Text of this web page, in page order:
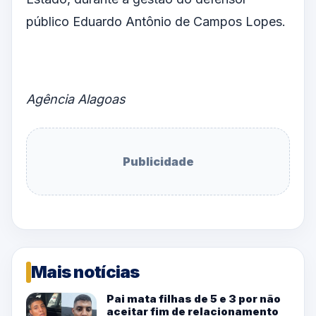
público Eduardo Antônio de Campos Lopes.
Agência Alagoas
Publicidade
Mais notícias
Pai mata filhas de 5 e 3 por não
aceitar fim de relacionamento